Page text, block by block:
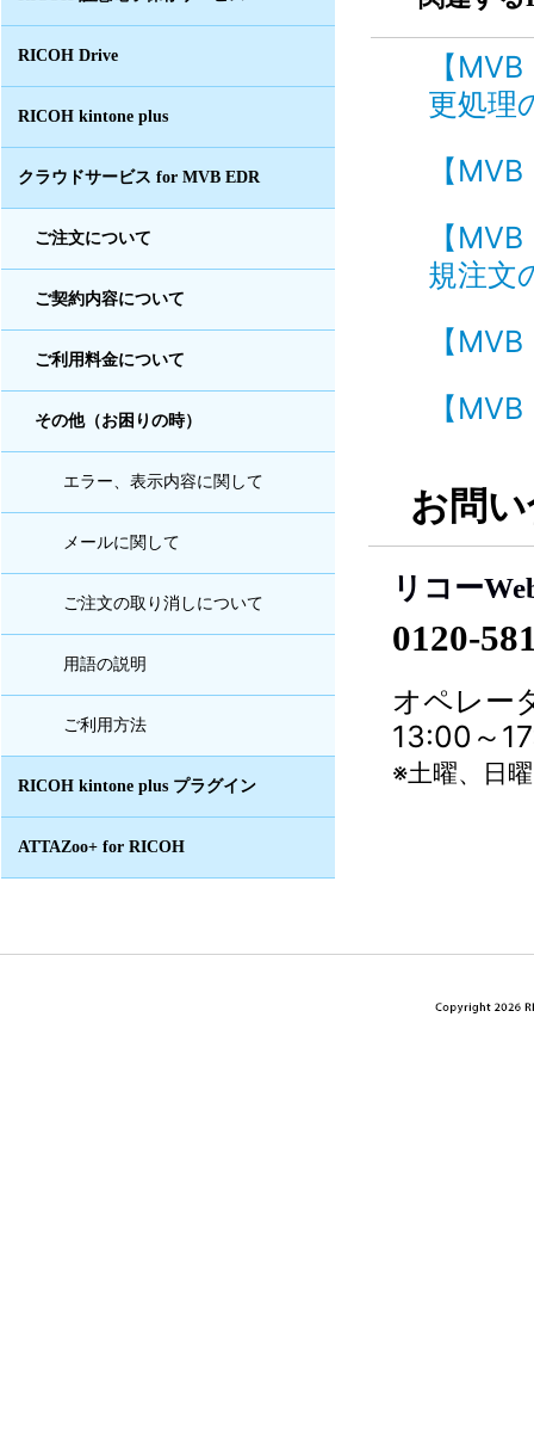
RICOH Drive
RICOH kintone plus
クラウドサービス for MVB EDR
ご注文について
ご契約内容について
ご利用料金について
その他（お困りの時）
エラー、表示内容に関して
メールに関して
ご注文の取り消しについて
用語の説明
ご利用方法
RICOH kintone plus プラグイン
ATTAZoo+ for RICOH
【
更処
【
【
規注文
【
【
お問
リコー
0120-
オペレー
13:00～
※土曜、日